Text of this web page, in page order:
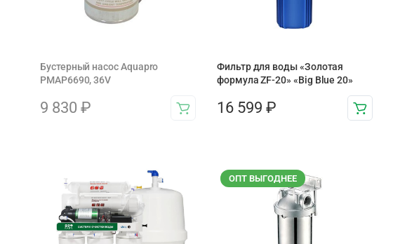
Бустерный насос Aquapro
PMAP6690, 36V
9 830 ₽
Фильтр для воды «Золотая
формула ZF-20» «Big Blue 20»
16 599 ₽
ОПТ ВЫГОДНЕЕ